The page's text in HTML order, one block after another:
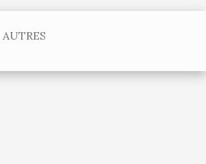
AUTRES